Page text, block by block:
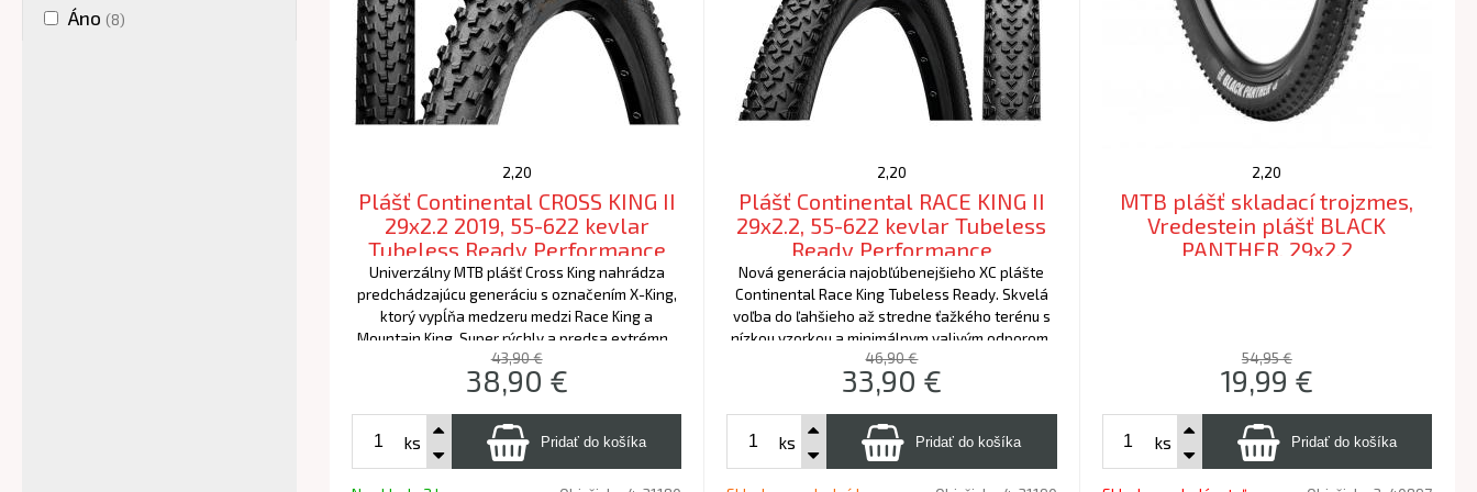
Áno (8)
2,20
Plášť Continental CROSS KING II
29x2.2 2019, 55-622 kevlar
Tubeless Ready Performance
Univerzálny MTB plášť Cross King nahrádza
predchádzajúcu generáciu s označením X-King,
ktorý vypĺňa medzeru medzi Race King a
Mountain King. Super rýchly a predsa extrémne
priľnavý plášť. Kevlarové prevedenie
Performance s novou technológiou.
43,90 €
38,90 €
ks
2,20
Plášť Continental RACE KING II
29x2.2, 55-622 kevlar Tubeless
Ready Performance
Nová generácia najobľúbenejšieho XC plášte
Continental Race King Tubeless Ready. Skvelá
voľba do ľahšieho až stredne ťažkého terénu s
nízkou vzorkou a minimálnym valivým odporom.
46,90 €
33,90 €
ks
2,20
MTB plášť skladací trojzmes,
Vredestein plášť BLACK
PANTHER, 29x2.2
54,95 €
19,99 €
ks